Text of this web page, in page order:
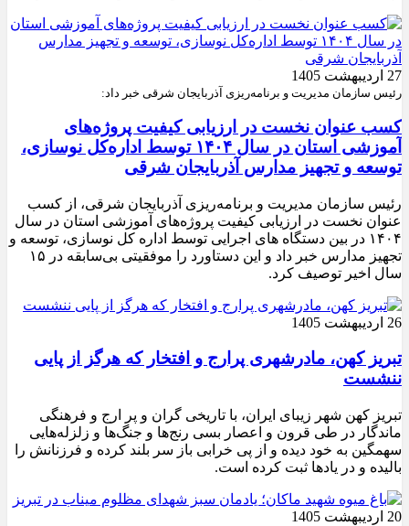
27 اردیبهشت 1405
رئیس سازمان مدیریت و برنامه‌ریزی آذربایجان شرقی خبر داد:
کسب عنوان نخست در ارزیابی کیفیت پروژه‌های
آموزشی استان در سال ۱۴۰۴ توسط اداره‌کل نوسازی،
توسعه و تجهیز مدارس آذربایجان شرقی
رئیس سازمان مدیریت و برنامه‌ریزی آذربایجان شرقی، از کسب
عنوان نخست در ارزیابی کیفیت پروژه‌های آموزشی استان در سال
۱۴۰۴ در بین دستگاه های اجرایی توسط اداره کل نوسازی، توسعه و
تجهیز مدارس خبر داد و این دستاورد را موفقیتی بی‌سابقه در ۱۵
سال اخیر توصیف کرد.
26 اردیبهشت 1405
تبریز کهن، مادرشهری پرارج و افتخار که هرگز از پایی
ننشست
تبریز کهن شهر زیبای ایران، با تاریخی گران و پر ارج و فرهنگی
ماندگار در طی قرون و اعصار بسی رنج‌ها و جنگ‌ها و زلزله‌هایی
سهمگین به خود دیده و از پی خرابی باز سر بلند کرده و فرزنانش را
بالیده و در یادها ثبت کرده است.
20 اردیبهشت 1405